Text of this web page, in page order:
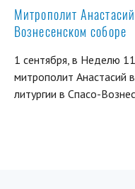
Митрополит
Вознесенском соборе
1 сентября, в Неделю
митрополит Анастасий
литургии в Спасо-